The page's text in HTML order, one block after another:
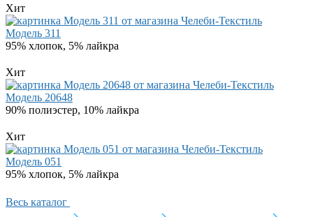
Хит
Модель 311
95% хлопок, 5% лайкра
Хит
Модель 20648
90% полиэстер, 10% лайкра
Хит
Модель 051
95% хлопок, 5% лайкра
Весь каталог